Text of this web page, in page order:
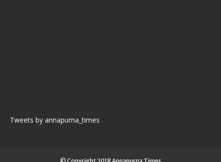
Tweets by annapurna_times